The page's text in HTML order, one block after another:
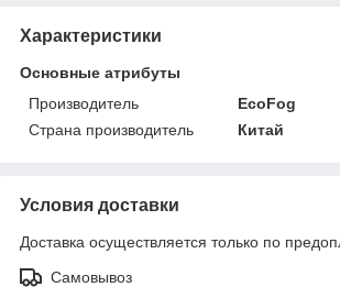
Характеристики
Основные атрибуты
Производитель
EcoFog
Страна производитель
Китай
Условия доставки
Доставка осуществляется только по
Самовывоз